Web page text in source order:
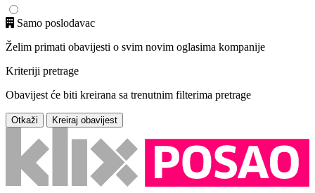
Samo poslodavac
Želim primati obavijesti o svim novim oglasima kompanije
Kriteriji pretrage
Obavijest će biti kreirana sa trenutnim filterima pretrage
Otkaži Kreiraj obavijest